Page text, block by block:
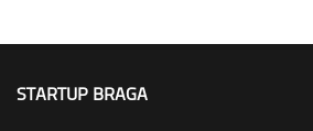
STARTUP BRAGA